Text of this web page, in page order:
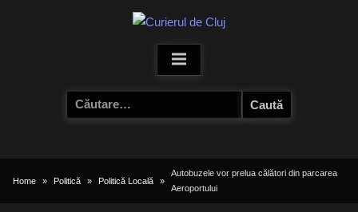
Caută
după:
Home Politică Politică Locală
Autobuzele vor prelua călători din parcarea
Aeroportului